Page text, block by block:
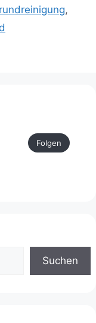
,
Folgen
Suchen